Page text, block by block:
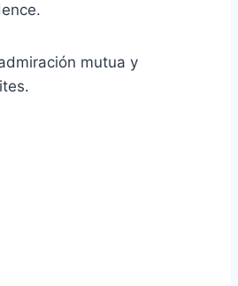
mutua y